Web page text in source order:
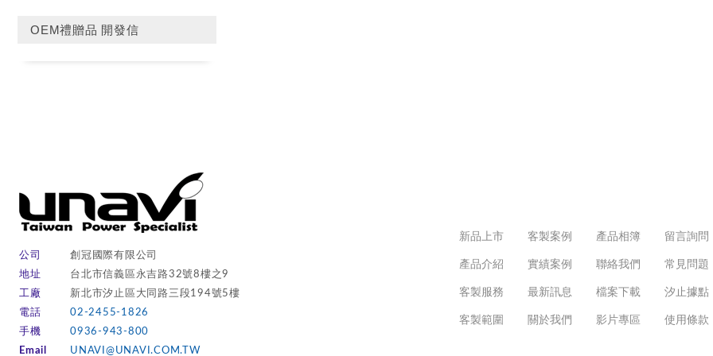
OEM禮贈品 開發信
公司
創冠國際有限公司
地址
台北市信義區永吉路32號8樓之9
工廠
新北市汐止區大同路三段194號5樓
電話
02-2455-1826
手機
0936-943-800
Email
UNAVI@UNAVI.COM.TW
新品上市
產品介紹
客製服務
客製範圍
客製案例
實績案例
最新訊息
關於我們
產品相簿
聯絡我們
檔案下載
影片專區
留言詢問
常見問題
汐止據點
使用條款